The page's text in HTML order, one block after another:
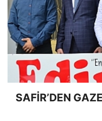
SAFİR’DEN